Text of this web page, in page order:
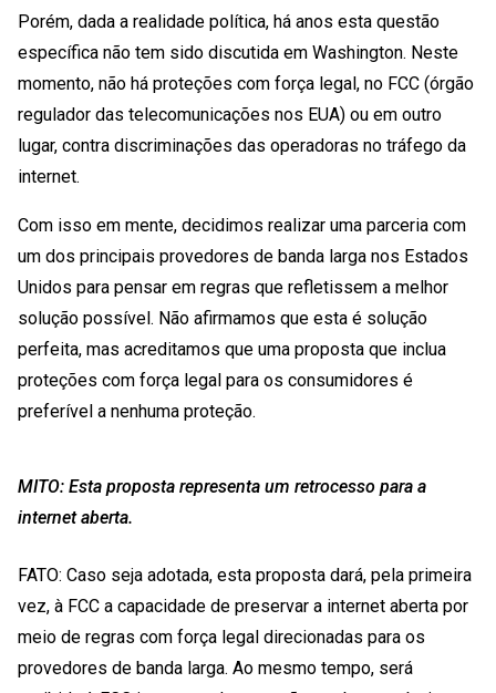
Porém, dada a realidade política, há anos esta questão
específica não tem sido discutida em Washington. Neste
momento, não há proteções com força legal, no FCC (órgão
regulador das telecomunicações nos EUA) ou em outro
lugar, contra discriminações das operadoras no tráfego da
internet.
Com isso em mente, decidimos realizar uma parceria com
um dos principais provedores de banda larga nos Estados
Unidos para pensar em regras que refletissem a melhor
solução possível. Não afirmamos que esta é solução
perfeita, mas acreditamos que uma proposta que inclua
proteções com força legal para os consumidores é
preferível a nenhuma proteção.
MITO: Esta proposta representa um retrocesso para a
internet aberta.
FATO: Caso seja adotada, esta proposta dará, pela primeira
vez, à FCC a capacidade de preservar a internet aberta por
meio de regras com força legal direcionadas para os
provedores de banda larga. Ao mesmo tempo, será